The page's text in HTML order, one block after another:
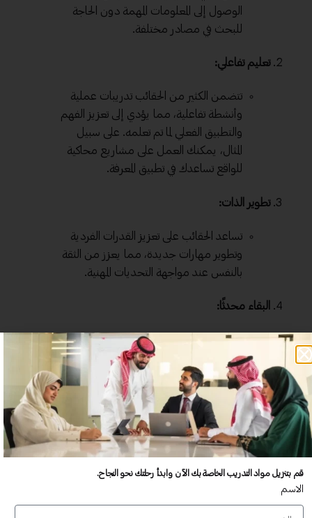
الوصول إلى المعلومات المهمة دون الحاجة
للبحث في مصادر مختلفة.
تعليم تفاعلي:
تتضمن الكثير من الحقائب تدريبات عملية
وأنشطة تفاعلية، مما يؤدي إلى تعزيز الفهم
والتطبيق الفعلي لما تم تعلمه. على سبيل
المثال، يمكنك العمل على مشاريع محاكية
للواقع تساعدك في تطبيق المعرفة.
تطوير الذات:
تساعد الحقائب على تعزيز القدرات الفردية
وتطوير مهارات جديدة، مما يعزز من الثقة
بالنفس عند مواجهة التحديات المهنية.
البقاء محدثًا:
تتضمن الحقائب التدريبية محتوى محدث
يعكس آخر الاتجاهات والتوجهات في عالم
إدارة المشاريع الرقمية، الأمر الذي يسهم في
تمكينك من مواكبة السوق ومتطلباته.
فرص تعليمية مستمرة:
من خلال تحميل الحقائب، يمكنك الوصول
إلى محتوى تعليمي متواصل، مما يتيح لك
قم بتنزيل مواد التدريب الخاصة بك الآن وابدأ رحلتك نحو النجاح.
الاسم